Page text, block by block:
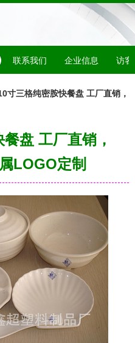
联系我们 企业信息 访客
寸三格纯密胺快餐盘 工厂直销，
盘 工厂直销，
LOGO定制